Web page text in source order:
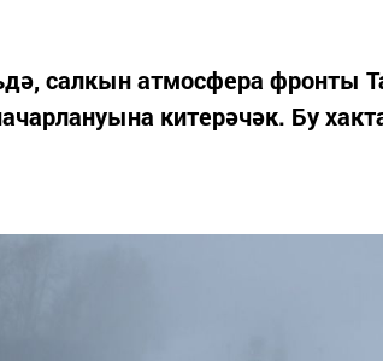
салкын атмосфера фронты
китерәчәк. Бу